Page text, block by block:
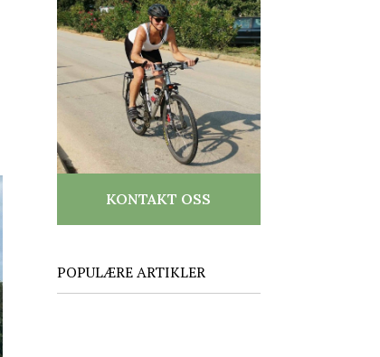
KONTAKT OSS
POPULÆRE ARTIKLER